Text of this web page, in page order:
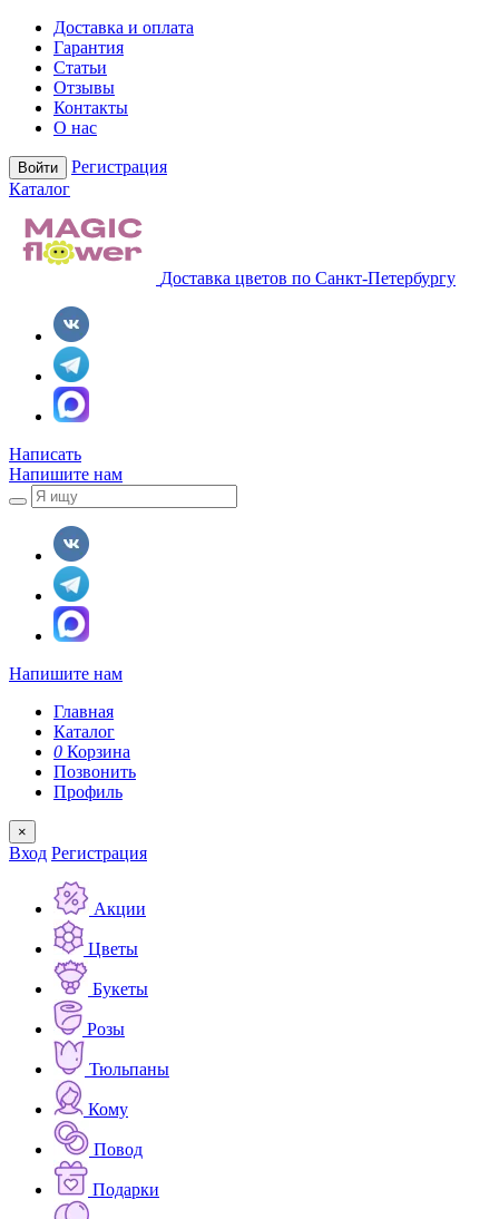
Доставка и оплата
Гарантия
Статьи
Отзывы
Контакты
О нас
Войти
Регистрация
Каталог
Доставка цветов по Санкт-Петербургу
Написать
Напишите нам
Напишите нам
Главная
Каталог
0 Корзина
Позвонить
Профиль
×
Вход Регистрация
Акции
Цветы
Букеты
Розы
Тюльпаны
Кому
Повод
Подарки